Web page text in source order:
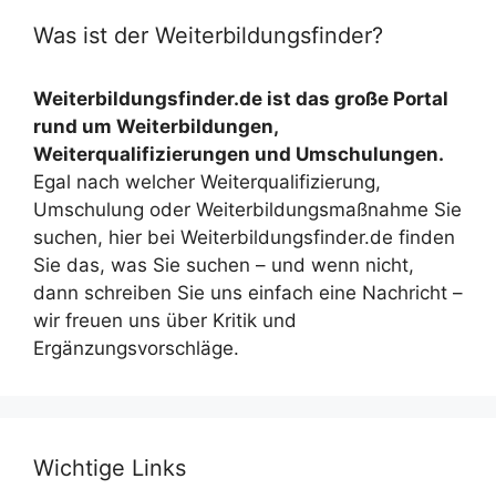
Was ist der Weiterbildungsfinder?
Weiterbildungsfinder.de ist das große Portal
rund um Weiterbildungen,
Weiterqualifizierungen und Umschulungen.
Egal nach welcher Weiterqualifizierung,
Umschulung oder Weiterbildungsmaßnahme Sie
suchen, hier bei Weiterbildungsfinder.de finden
Sie das, was Sie suchen – und wenn nicht,
dann schreiben Sie uns einfach eine Nachricht –
wir freuen uns über Kritik und
Ergänzungsvorschläge.
Wichtige Links